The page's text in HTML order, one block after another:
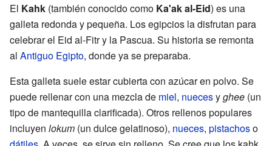
El Kahk (también conocido como Ka'ak al-Eid) es una
galleta redonda y pequeña. Los egipcios la disfrutan para
celebrar el Eid al-Fitr y la Pascua. Su historia se remonta
al Antiguo Egipto, donde ya se preparaba.
Esta galleta suele estar cubierta con azúcar en polvo. Se
puede rellenar con una mezcla de miel, nuecesyghee (un
tipo de mantequilla clarificada). Otros rellenos populares
incluyen lokum (un dulce gelatinoso), nueces, pistachoso